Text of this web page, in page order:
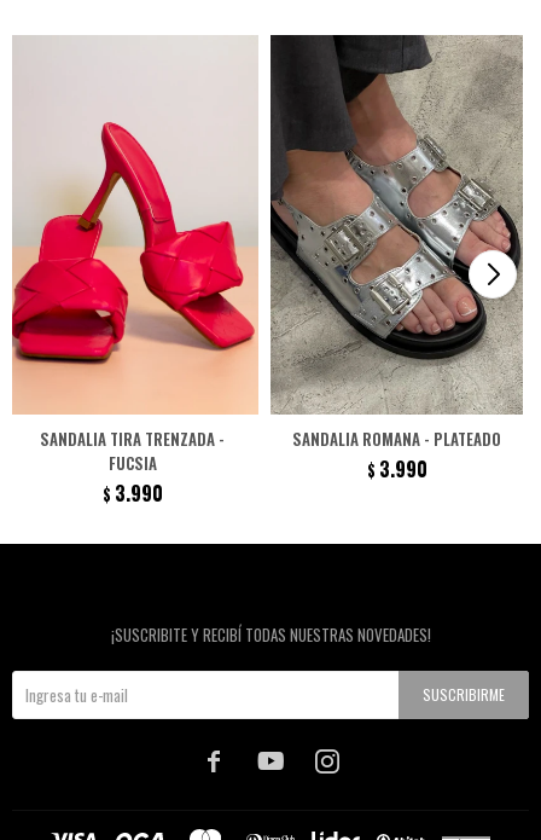
SANDALIA TIRA TRENZADA -
FUCSIA
$ 3.990
SANDALIA ROMANA - PLATEADO
$ 3.990
¡SUSCRIBITE Y RECIBÍ TODAS NUESTRAS NOVEDADES!
SUSCRIBIRME
  